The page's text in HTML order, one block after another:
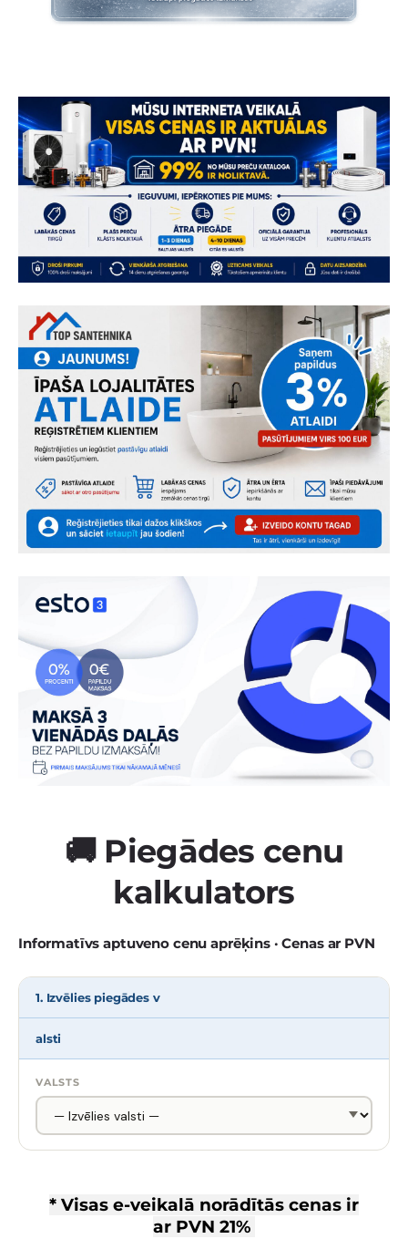
🚚 Piegādes cenu
kalkulators
Informatīvs aptuveno cenu aprēķins · Cenas ar PVN
1. Izvēlies piegādes v
alsti
VALSTS
* Visas e-veikalā norādītās cenas ir
ar PVN 21%